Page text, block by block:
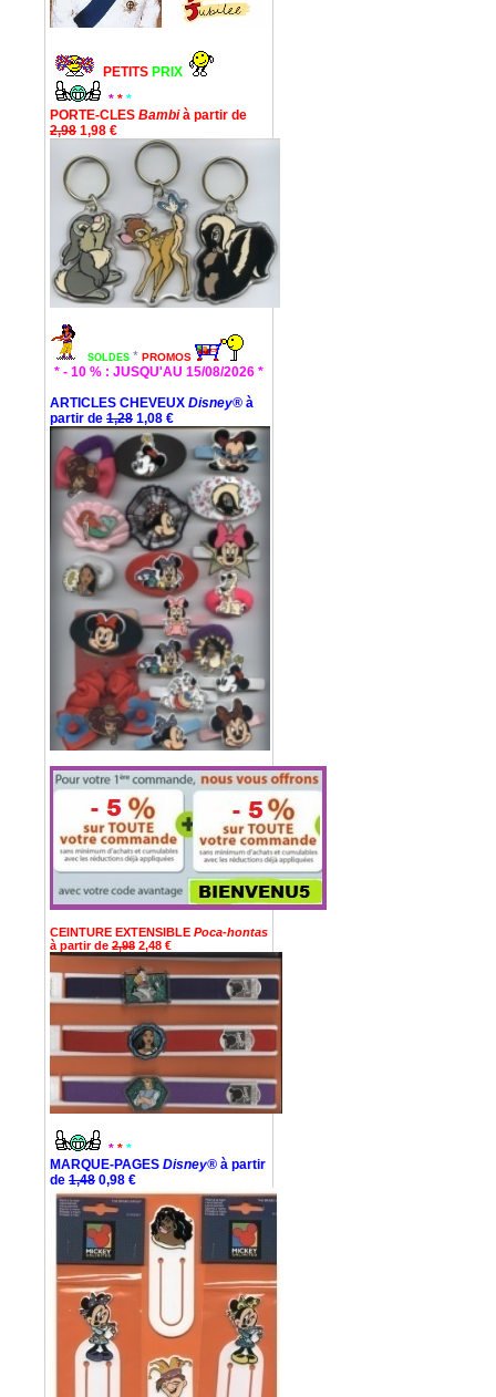
PETITS PRIX
* * *
PORTE-CLES Bambià partir de
2,98 1,98 €
SOLDES * PROMOS
* - 10 % : JUSQU'AU 15/08/2026 *
ARTICLES CHEVEUX Disney® à
partir de 1,28 1,08 €
CEINTURE EXTENSIBLE Poca-hontas
à partir de 2,98 2,48 €
* * *
MARQUE-PAGES Disney® à partir
de 1,48 0,98 €